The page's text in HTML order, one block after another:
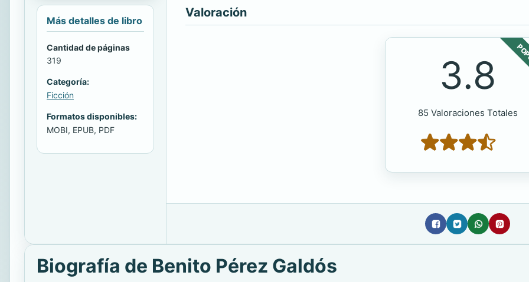
Más detalles de libro
Cantidad de páginas
319
Categoría:
Ficción
Formatos disponibles:
MOBI, EPUB, PDF
Valoración
3.8
85 Valoraciones Totales
Biografía de Benito Pérez Galdós